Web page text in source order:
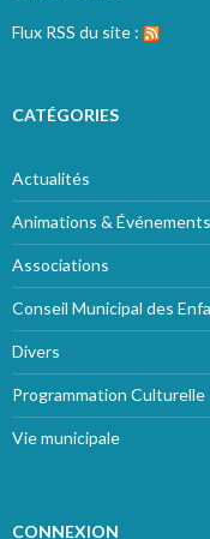
Flux RSS du site :
CATÉGORIES
Actualités
Animations & Événements
Associations
Conseil Municipal des
Divers
Programmation Culturelle
Vie municipale
CONNEXION